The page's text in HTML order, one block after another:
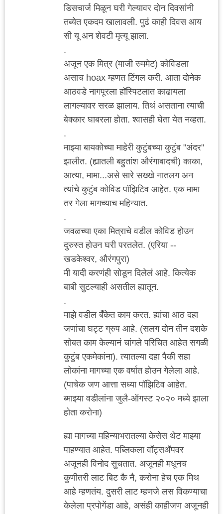
डिसचार्ज मिळून घरी गेल्यावर दोन दिवसांनी
तब्येत एकदम खालावली. पुढं काही दिवस आय
सी यू अन शेवटी मृत्यू झाला.
.
अजून एक मित्र (माजी रुममेट) कोविडला
असाच hoax म्हणत टिंगल करी. आता दोनेक
आठवडे नागपूरला हॉस्पिटलात काढायला
लागल्यावर सरळ झालाय. तिथं असताना त्याची
बेक्कार घाबरला होता. श्वासही घेता येत नव्हता.
.
माझ्या बायकोच्या माहेरी कुटुंबच्या कुटुंब "अंदर"
झालीत. (ह्यातली बहुतांश औरंगाबादची) काका,
आत्या, मामा...असे सारे सख्खे नातलग अन
त्यांचे कुटुंब कोविड पॉझिटिव आहेत. एक मामा
तर गेला मागच्याच महिन्यात.
.
जवळच्या एका मित्राचे वडील कोविड होउन
दुरुस्त होउन घरी परतलेत. (एरिया --
खडकेश्वर, औरंगपुरा)
मी यादी करणंही सोडून दिलेलं आहे. कित्येक
बाबी सुटल्याही असतील ह्यातून.
.
माझे वडील बँकेत काम करत. ह्यांचा आठ दहा
जणांचा घट्ट ग्रुप आहे. (सलग दोन तीन दशके
सोबत काम केल्यानं चांगले परिचित आहेत सगळी
कुटुंब एकमेकांना). त्यातल्या दहा पैकी सहा
लोकांना मागच्या एक वर्षात होउन गेलेला आहे.
(पाचेक जण आत्ता सध्या पॉझिटिव आहेत.
ब्माझ्या वडीलांना जुलै-ऑगस्ट २०२० मध्ये झाला
होता करोना)
ह्या मागच्या महिन्याभरातल्या केसेस थेट माझ्या
पाहण्यात आहेत. पब्लिकला वॉट्सॲपवर
अजूनही विनोद सुचतात. अजूनही मधूनच
कुणीतरी लाट बिट कै नै, करोना हेच एक मिथ
आहे म्हणतंय. दुसरी लाट म्हणजे लस विकण्याचा
केलेला प्रपोगेंडा आहे, असंही काहीजण अजूनही